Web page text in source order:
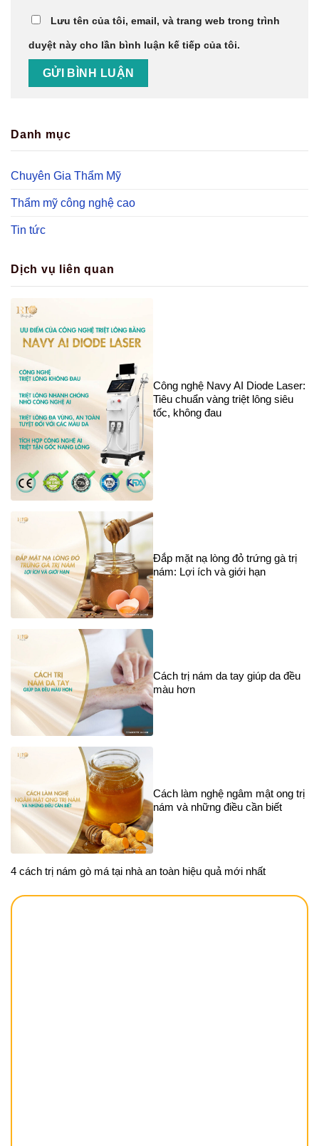
Lưu tên của tôi, email, và trang web trong trình
duyệt này cho lần bình luận kế tiếp của tôi.
Danh mục
Chuyên Gia Thẩm Mỹ
Thẩm mỹ công nghệ cao
Tin tức
Dịch vụ liên quan
Công nghệ Navy AI Diode Laser:
Tiêu chuẩn vàng triệt lông siêu
tốc, không đau
Đắp mặt nạ lòng đỏ trứng gà trị
nám: Lợi ích và giới hạn
Cách trị nám da tay giúp da đều
màu hơn
Cách làm nghệ ngâm mật ong trị
nám và những điều cần biết
4 cách trị nám gò má tại nhà an toàn hiệu quả mới nhất